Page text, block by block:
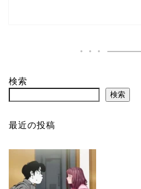
検索
検索
最近の投稿